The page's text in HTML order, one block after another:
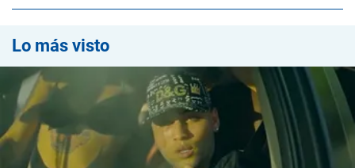
Lo más visto